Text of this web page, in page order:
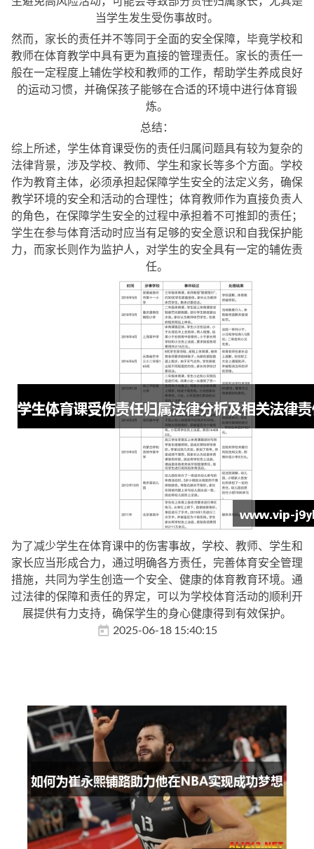
当学生发生受伤事故时。
然而，家长的责任并不等同于全面的安全保障，毕竟学校和
教师在体育教学中具有更为直接的管理责任。家长的责任一
般在一定程度上辅佐学校和教师的工作，帮助学生养成良好
的运动习惯，并确保孩子能够在合适的环境中进行体育锻
炼。
总结：
综上所述，学生体育课受伤的责任归属问题具有较为复杂的
法律背景，涉及学校、教师、学生和家长等多个方面。学校
作为教育主体，必须承担起保障学生安全的法定义务，确保
教学环境的安全和活动的合理性；体育教师作为直接负责人
的角色，在保障学生安全的过程中承担着不可推卸的责任；
学生在参与体育活动时应当有足够的安全意识和自我保护能
力，而家长则作为监护人，对学生的安全具有一定的辅佐责
任。
为了减少学生在体育课中的伤害事故，学校、教师、学生和
家长应当形成合力，通过明确各方责任，完善体育安全管理
措施，共同为学生创造一个安全、健康的体育教育环境。通
过法律的保障和责任的界定，可以为学校体育活动的顺利开
展提供有力支持，确保学生的身心健康得到有效保护。
2025-06-18 15:40:15